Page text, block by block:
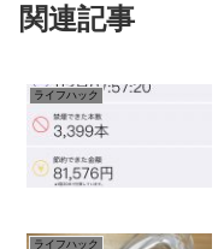
関連記事
ライフハック
ライフハック